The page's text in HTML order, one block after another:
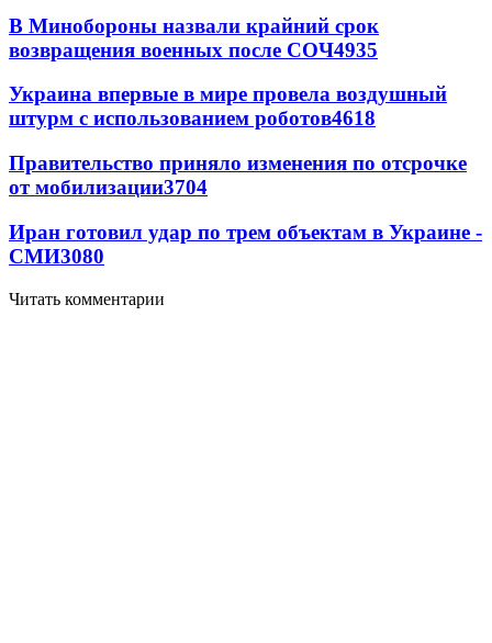
В Минобороны назвали крайний срок
возвращения военных после СОЧ4935
Украина впервые в мире провела воздушный
штурм с использованием роботов4618
Правительство приняло изменения по отсрочке
от мобилизации3704
Иран готовил удар по трем объектам в Украине -
СМИ3080
Читать комментарии